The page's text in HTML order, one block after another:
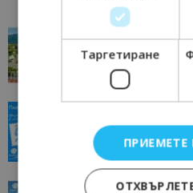
“Пощенска
Петрич
всички времена
Пловдив 23/06/
“Пощенска
Таргетиране
ПРИЕМЕТЕ